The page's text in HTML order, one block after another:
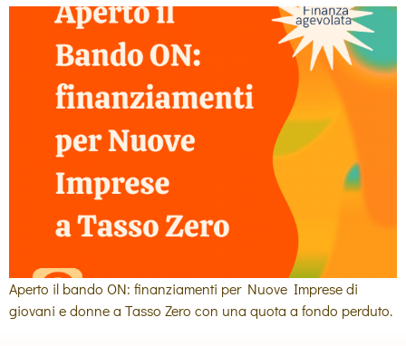
Aperto il bando ON: finanziamenti per Nuove Imprese di
giovani e donne a Tasso Zero con una quota a fondo perduto.